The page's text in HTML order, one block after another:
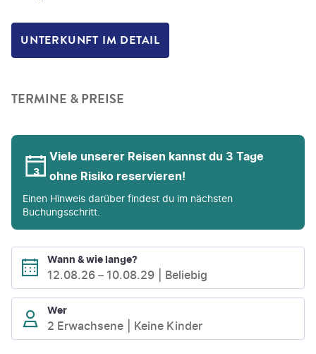
UNTERKUNFT IM DETAIL
TERMINE & PREISE
Viele unserer Reisen kannst du 3 Tage
ohne Risiko reservieren!
Einen Hinweis darüber findest du im nächsten
Buchungsschritt.
Wann & wie lange?
12.08.26 – 10.08.29 Beliebig
Wer
2 Erwachsene Keine Kinder